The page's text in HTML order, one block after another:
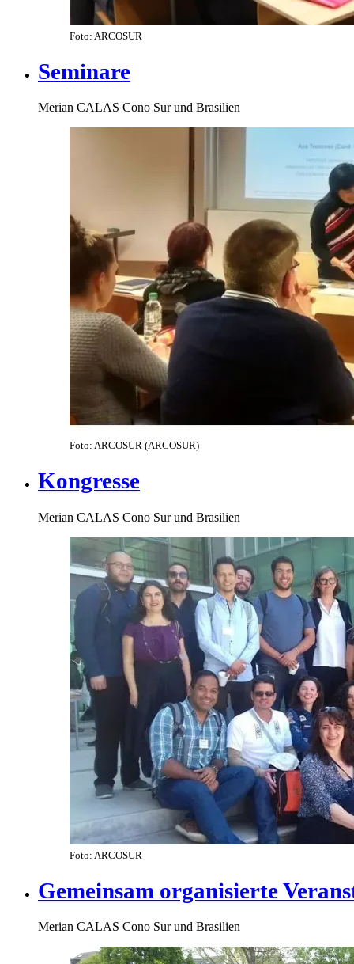
Foto: ARCOSUR
Seminare
Merian CALAS Cono Sur und Brasilien
Foto: ARCOSUR (ARCOSUR)
Kongresse
Merian CALAS Cono Sur und Brasilien
Foto: ARCOSUR
Gemeinsam organisierte
Merian CALAS Cono Sur und Brasilien